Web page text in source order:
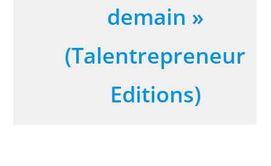
demain »
(Talentrepreneur
Editions)